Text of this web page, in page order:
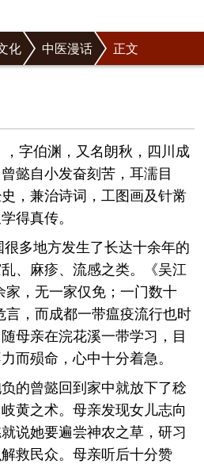
化 中医漫话 正文
字伯渊，又名朗秋，四川成
懿自小发奋刻苦，耳濡目
，兼治诗词，工图画及针黹
得真传。
多地方发生了长达十余年的
、麻疹、流感之类。《吴江
家，无一家仅免；一门数十
言，而成都一带瘟疫流行也时
母亲在浣花溪一带学习，目
而殒命，心中十分着急。
的曾懿回到家中就放下了稔
黄之术。母亲发现女儿志向
说她要遍尝神农之草，研习
救民众。母亲听后十分赞